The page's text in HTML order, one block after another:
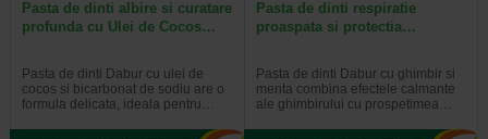
Pasta de dinti albire si curatare
profunda cu Ulei de Cocos…
Pasta de dinti Dabur cu ulei de
cocos si bicarbonat de sodiu are o
formula delicata, ideala pentru…
Pasta de dinti respiratie
proaspata si protectia…
Pasta de dinti Dabur cu ghimbir si
menta combina efectele calmante
ale ghimbirului cu prospetimea…